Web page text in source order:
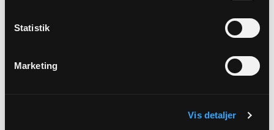
Statistik
Marketing
Vis detaljer
Der er ingen forestående arrangementer indtastet.